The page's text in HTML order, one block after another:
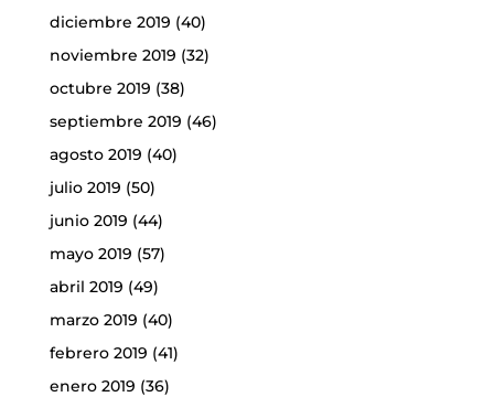
diciembre 2019 (40)
noviembre 2019 (32)
octubre 2019 (38)
septiembre 2019 (46)
agosto 2019 (40)
julio 2019 (50)
junio 2019 (44)
mayo 2019 (57)
abril 2019 (49)
marzo 2019 (40)
febrero 2019 (41)
enero 2019 (36)